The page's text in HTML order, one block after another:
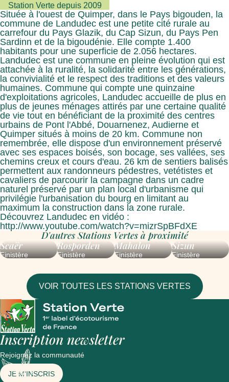
Station Verte depuis 2009
Située à l'ouest de Quimper, dans le Pays bigouden, la
commune de Landudec est une petite cité rurale au
carrefour du Pays Glazik, du Cap Sizun, du Pays Pen
Sardinn et de la bigoudénie. Elle compte 1.400
habitants pour une superficie de 2.056 hectares.
Landudec est une commune en pleine évolution qui est
attachée à la ruralité, la solidarité entre les générations,
la convivialité et le respect des traditions et des valeurs
humaines. Commune qui compte une quinzaine
d'exploitations agricoles, Landudec accueille de plus en
plus de jeunes ménages attirés par une certaine qualité
de vie tout en bénéficiant de la proximité des centres
urbains de Pont l'Abbé, Douarnenez, Audierne et
Quimper situés à moins de 20 km. Commune non
remembrée, elle dispose d'un environnement préservé
avec ses espaces boisés, son bocage, ses vallées, ses
chemins creux et cours d'eau. 26 km de sentiers balisés
permettent aux randonneurs pédestres, vetétistes et
cavaliers de parcourir la campagne dans un cadre
naturel préservé par un plan local d'urbanisme qui
privilégie l'urbanisation du bourg en limitant au
maximum la construction dans la zone rurale.
Découvrez Landudec en vidéo :
http://www.youtube.com/watch?v=mizrSpBFdXE
D'autres Stations Vertes à proximité
Scaër
Finistère
Rosporden
Finistère
Mahalon
Finistère
Sizun
Finistère
VOIR TOUTES LES STATIONS VERTES
Inscription newsletter
Rejoignez la communauté
JE M'INSCRIS